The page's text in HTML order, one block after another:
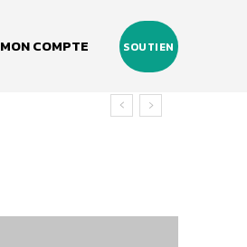
MON COMPTE SOUTIEN